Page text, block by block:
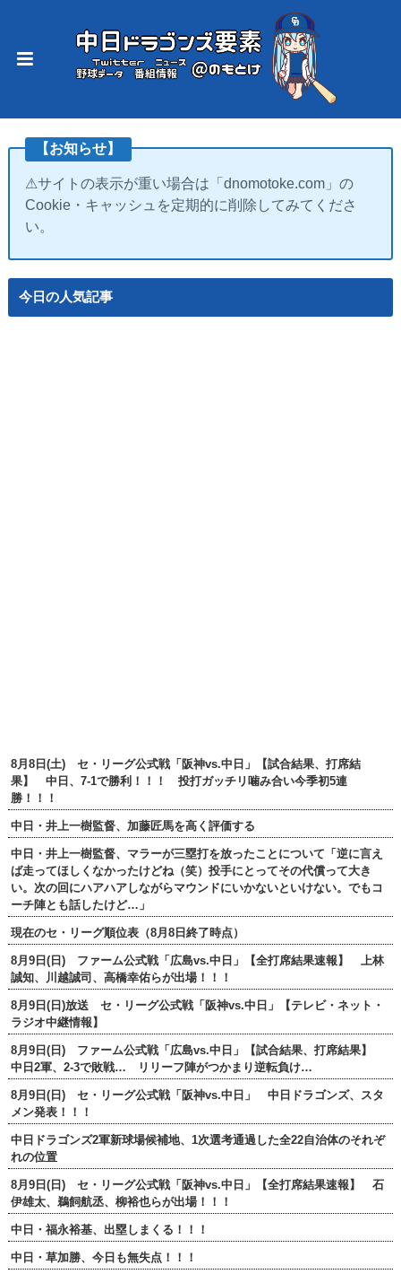
【お知らせ】
⚠サイトの表示が重い場合は「dnomotoke.com」の
Cookie・キャッシュを定期的に削除してみてくださ
い。
今日の人気記事
8月8日(土) セ・リーグ公式戦「阪神vs.中日」【試合結果、打席結
果】 中日、7-1で勝利！！！ 投打ガッチリ噛み合い今季初5連
勝！！！
中日・井上一樹監督、加藤匠馬を高く評価する
中日・井上一樹監督、マラーが三塁打を放ったことについて「逆に言え
ば走ってほしくなかったけどね（笑）投手にとってその代償って大き
い。次の回にハアハアしながらマウンドにいかないといけない。でもコ
ーチ陣とも話したけど…」
現在のセ・リーグ順位表（8月8日終了時点）
8月9日(日) ファーム公式戦「広島vs.中日」【全打席結果速報】 上林
誠知、川越誠司、高橋幸佑らが出場！！！
8月9日(日)放送 セ・リーグ公式戦「阪神vs.中日」【テレビ・ネット・
ラジオ中継情報】
8月9日(日) ファーム公式戦「広島vs.中日」【試合結果、打席結果】
中日2軍、2-3で敗戦… リリーフ陣がつかまり逆転負け…
8月9日(日) セ・リーグ公式戦「阪神vs.中日」 中日ドラゴンズ、スタ
メン発表！！！
中日ドラゴンズ2軍新球場候補地、1次選考通過した全22自治体のそれぞ
れの位置
8月9日(日) セ・リーグ公式戦「阪神vs.中日」【全打席結果速報】 石
伊雄太、鵜飼航丞、柳裕也らが出場！！！
中日・福永裕基、出塁しまくる！！！
中日・草加勝、今日も無失点！！！